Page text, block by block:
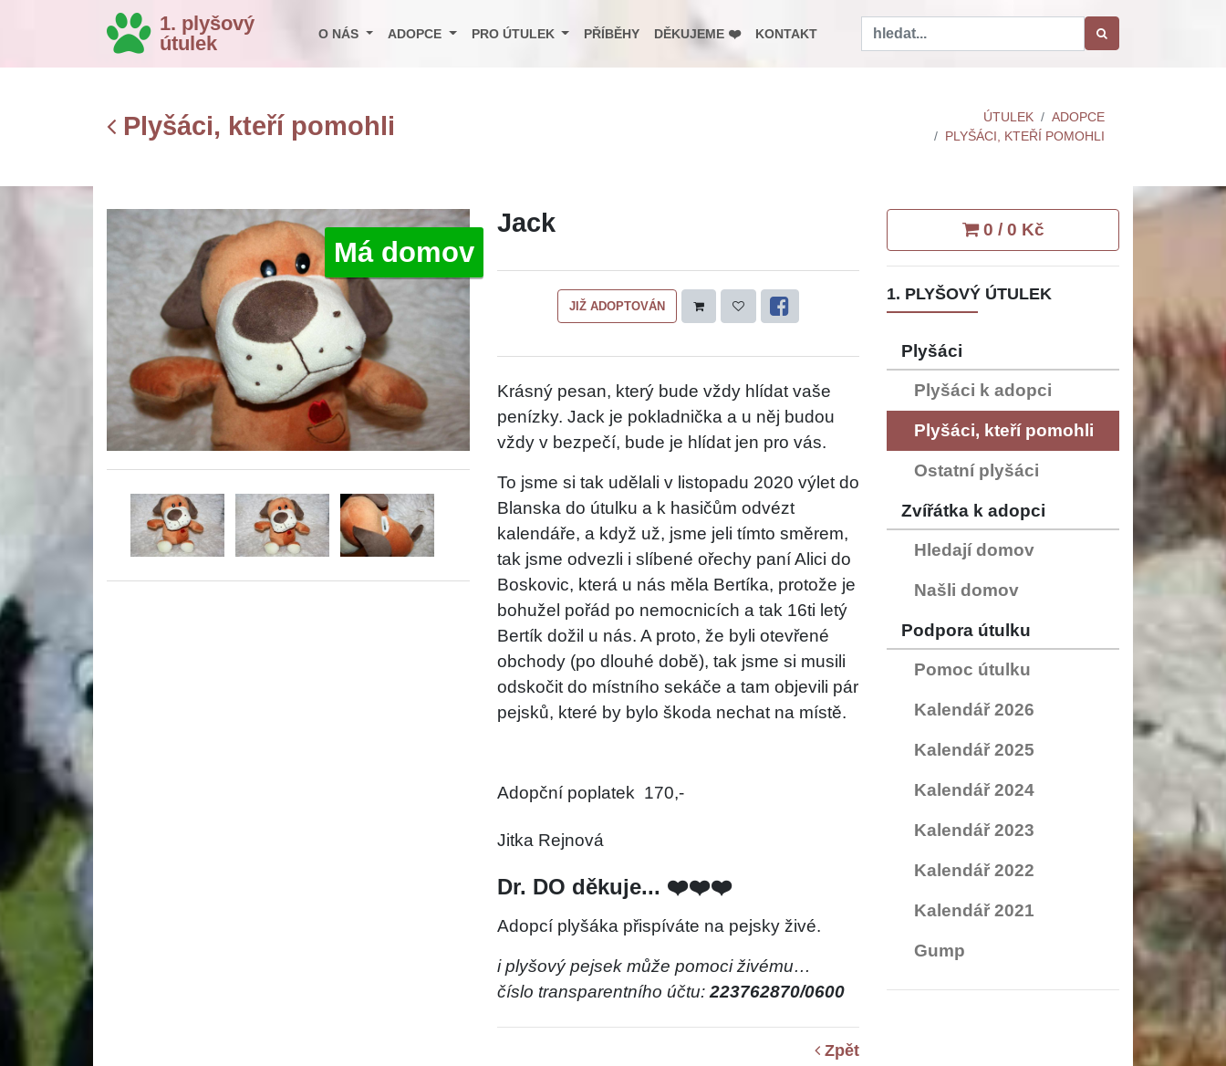
1. plyšový
útulek
O NÁS ADOPCE PRO ÚTULEK PŘÍBĚHY DĚKUJEME ❤️ KONTAKT
Plyšáci, kteří pomohli ÚTULEK
ADOPCE
PLYŠÁCI, KTEŘÍ POMOHLI
Má domov
Jack
JIŽ ADOPTOVÁN
Krásný pesan, který bude vždy hlídat vaše
penízky. Jack je pokladnička a u něj budou
vždy v bezpečí, bude je hlídat jen pro vás.
To jsme si tak udělali v listopadu 2020 výlet do
Blanska do útulku a k hasičům odvézt
kalendáře, a když už, jsme jeli tímto směrem,
tak jsme odvezli i slíbené ořechy paní Alici do
Boskovic, která u nás měla Bertíka, protože je
bohužel pořád po nemocnicích a tak 16ti letý
Bertík dožil u nás. A proto, že byli otevřené
obchody (po dlouhé době), tak jsme si musili
odskočit do místního sekáče a tam objevili pár
pejsků, které by bylo škoda nechat na místě.
Adopční poplatek 170,-
Jitka Rejnová
Dr. DO děkuje... ❤️❤️❤️
Adopcí plyšáka přispíváte na pejsky živé.
i plyšový pejsek může pomoci živému…
číslo transparentního účtu: 223762870/0600
Zpět
0 / 0 Kč
1. PLYŠOVÝ ÚTULEK
Plyšáci
Plyšáci k adopci
Plyšáci, kteří pomohli
Ostatní plyšáci
Zvířátka k adopci
Hledají domov
Našli domov
Podpora útulku
Pomoc útulku
Kalendář 2026
Kalendář 2025
Kalendář 2024
Kalendář 2023
Kalendář 2022
Kalendář 2021
Gump